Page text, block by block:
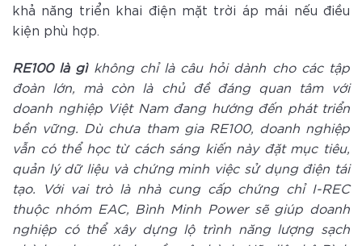
khả năng triển khai điện mặt trời áp mái nếu điều
kiện phù hợp.
RE100 là gìkhông chỉ là câu hỏi dành cho các tập
đoàn lớn, mà còn là chủ đề đáng quan tâm với
doanh nghiệp Việt Nam đang hướng đến phát triển
bền vững. Dù chưa tham gia RE100, doanh nghiệp
vẫn có thể học từ cách sáng kiến này đặt mục tiêu,
quản lý dữ liệu và chứng minh việc sử dụng điện tái
tạo. Với vai trò là nhà cung cấp chứng chỉ I-REC
thuộc nhóm EAC, Bình Minh Power sẽ giúp doanh
nghiệp có thể xây dựng lộ trình năng lượng sạch